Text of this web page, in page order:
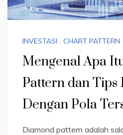
INVESTASI CHART PATTERN
Mengenal Apa
Pattern dan Tips
Dengan Pola
Diamond pattern adalah